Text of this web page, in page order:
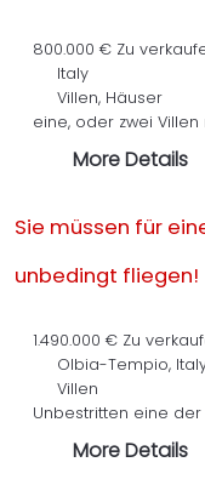
800.000 € Zu
Italy
Villen, Häuser
eine, oder zwei
More Details
Sie müssen für
unbedingt fliegen!
1.490.000 € Zu
Olbia-Tempio,
Villen
Unbestritten eine
More Details